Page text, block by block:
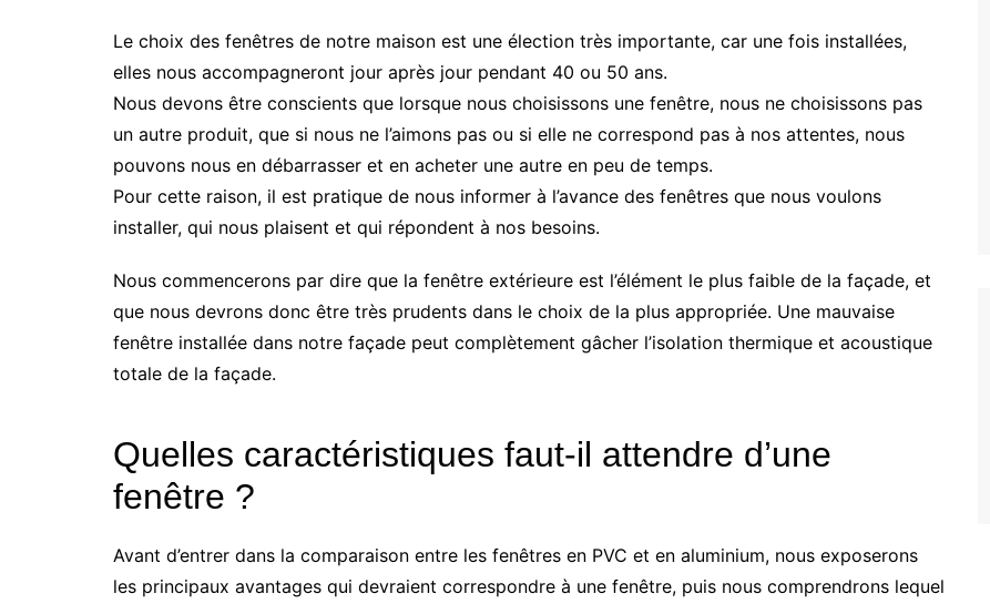
Le choix des fenêtres de notre maison est une élection très importante, car une fois installées,
elles nous accompagneront jour après jour pendant 40 ou 50 ans.
Nous devons être conscients que lorsque nous choisissons une fenêtre, nous ne choisissons pas
un autre produit, que si nous ne l’aimons pas ou si elle ne correspond pas à nos attentes, nous
pouvons nous en débarrasser et en acheter une autre en peu de temps.
Pour cette raison, il est pratique de nous informer à l’avance des fenêtres que nous voulons
installer, qui nous plaisent et qui répondent à nos besoins.
Nous commencerons par dire que la fenêtre extérieure est l’élément le plus faible de la façade, et
que nous devrons donc être très prudents dans le choix de la plus appropriée. Une mauvaise
fenêtre installée dans notre façade peut complètement gâcher l’isolation thermique et acoustique
totale de la façade.
Quelles caractéristiques faut-il attendre d’une
fenêtre ?
Avant d’entrer dans la comparaison entre les fenêtres en PVC et en aluminium, nous exposerons
les principaux avantages qui devraient correspondre à une fenêtre, puis nous comprendrons lequel